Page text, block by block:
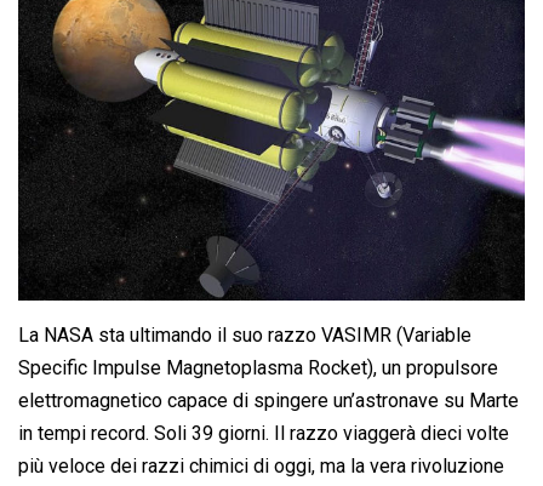
La NASA sta ultimando il suo razzo VASIMR (Variable
Specific Impulse Magnetoplasma Rocket), un propulsore
elettromagnetico capace di spingere un’astronave su Marte
in tempi record. Soli 39 giorni. Il razzo viaggerà dieci volte
più veloce dei razzi chimici di oggi, ma la vera rivoluzione